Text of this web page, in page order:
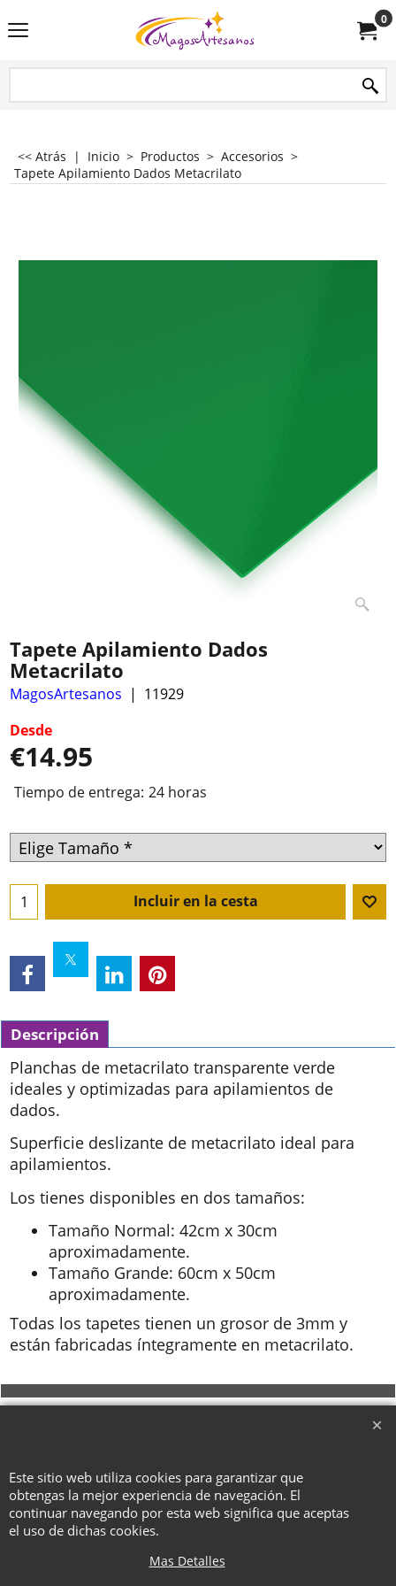
0
<< Atrás | Inicio > Productos > Accesorios >
Tapete Apilamiento Dados Metacrilato
Tapete Apilamiento Dados
Metacrilato
MagosArtesanos
11929
Desde
€14.95
Tiempo de entrega: 24 horas
Incluir en la cesta
Descripción
Planchas de metacrilato transparente verde
ideales y optimizadas para apilamientos de
dados.
Superficie deslizante de metacrilato ideal para
apilamientos.
Los tienes disponibles en dos tamaños:
Tamaño Normal: 42cm x 30cm
aproximadamente.
Tamaño Grande: 60cm x 50cm
aproximadamente.
Todas los tapetes tienen un grosor de 3mm y
están fabricadas íntegramente en metacrilato.
Este sitio web utiliza cookies para garantizar que
obtengas la mejor experiencia de navegación. El
continuar navegando por esta web significa que aceptas
el uso de dichas cookies.
Mas Detalles